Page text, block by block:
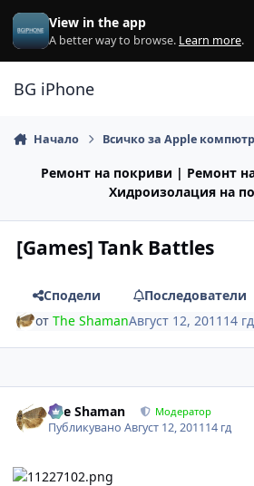
Премини към съдържанието
View in the app
A better way to browse. Learn more.
BG iPhone
Начало Всичко за Apple
Ремонт на покриви | Ремонт
Хидроизолация на
[Games] Tank Battles
Сподели
Последователи
отThe ShamanАвгуст 12, 2011 14 гд
The Shaman Модератор
ПубликуваноАвгуст 12, 201114 гд